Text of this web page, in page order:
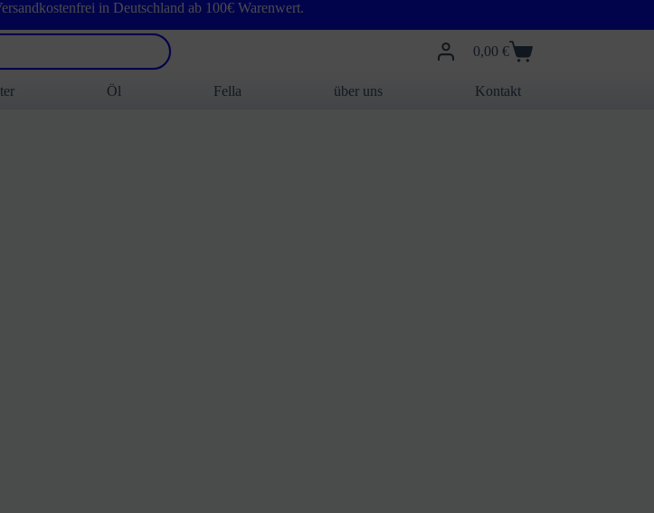
in Deutschland ab 100€ Warenwert.
Warenkorb
0,00 €
Öl Fella über uns
Kontakt